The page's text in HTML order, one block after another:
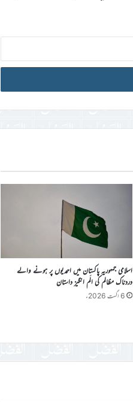
اسلامی جمہوریہ پاکستان میں احمدیوں پر ہونے والے
دردناک مظالم کی الَم انگیز داستان
6 اگست 2026ء